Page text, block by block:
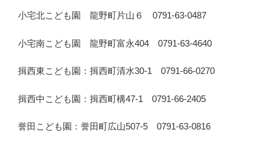
小宅北こども園 龍野町片山６ 0791-63-0487
小宅南こども園 龍野町富永404 0791-63-4640
揖西東こども園：揖西町清水30-1 0791-66-0270
揖西中こども園：揖西町構47-1 0791-66-2405
誉田こども園：誉田町広山507-5 0791-63-0816